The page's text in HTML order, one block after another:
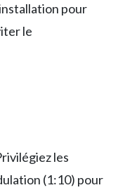
pour
le
les
(1:10) pour